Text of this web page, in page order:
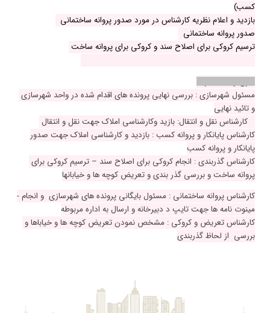
کسب)
بازدید و اعلام نظریه کارشناس در مورد صدور پروانه ساختمانی
صدور پروانه ساختمانی
ترسیم کروکی برای اصلاح سند و کروکی برای پروانه ساخت
و تائید نهایی
کارشناس پایانکار و پروانه کسب : بازدید و کارشناسی املاک جهت صدور
پایانکار و پروانه کسب
پروانه ساخت و بررسی گذر بندی و تعریض کوچه ها و خیابانها
- کارشناس پروانه ساختمانی : مسئول بایگانی پرونده های شهرسازی و انجام
مینوت نامه ها جهت تایپ د دبیرخانه و ارسال به اداره مربوطه
بررسی از لحاظ گذربندی